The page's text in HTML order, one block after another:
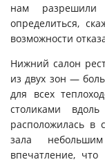
нам
определиться,
возможности
Нижний салон
из двух зон —
для всех
столиками
расположилась в
зала
впечатление,